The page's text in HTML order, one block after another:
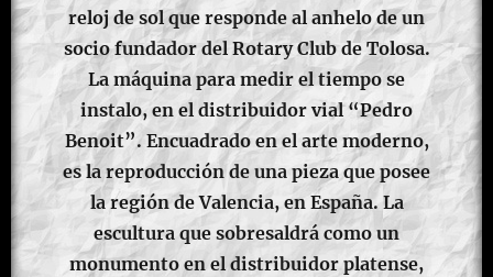
reloj de sol que responde al anhelo de un
socio fundador del Rotary Club de Tolosa.
La máquina para medir el tiempo se
instalo, en el distribuidor vial “Pedro
Benoit”. Encuadrado en el arte moderno,
es la reproducción de una pieza que posee
la región de Valencia, en España. La
escultura que sobresaldrá como un
monumento en el distribuidor platense,